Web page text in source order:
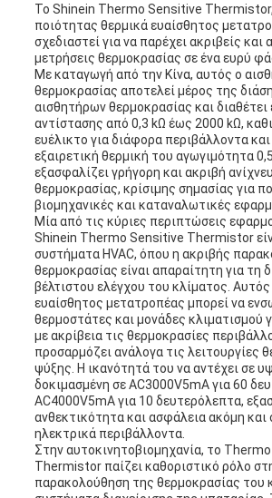
Το Shinein Thermo Sensitive
ποιότητας θερμικά ευαίσθητος
σχεδιαστεί για να παρέχει ακριβείς και
μετρήσεις θερμοκρασίας σε ένα ευρύ
Με καταγωγή από την Κίνα, αυτός ο
θερμοκρασίας αποτελεί μέρος της
αισθητήρων θερμοκρασίας και
αντίστασης από 0,3 kΩ έως 2000 kΩ,
ευέλικτο για διάφορα περιβάλλοντα
εξαιρετική θερμική του αγωγιμότητα
εξασφαλίζει γρήγορη και ακριβή
θερμοκρασίας, κρίσιμης σημασίας για
βιομηχανικές και καταναλωτικές
Μία από τις κύριες περιπτώσεις
Shinein Thermo Sensitive Thermistor
συστήματα HVAC, όπου η ακριβής
θερμοκρασίας είναι απαραίτητη για τη
βέλτιστου ελέγχου του κλίματος.
ευαίσθητος μετατροπέας μπορεί να
θερμοστάτες και μονάδες κλιματισμού
με ακρίβεια τις θερμοκρασίες
προσαρμόζει ανάλογα τις λειτουργίες
ψύξης. Η ικανότητά του να αντέχει σε
δοκιμασμένη σε AC3000V5mA για 60
AC4000V5mA για 10 δευτερόλεπτα,
ανθεκτικότητα και ασφάλεια ακόμη και
ηλεκτρικά περιβάλλοντα.
Στην αυτοκινητοβιομηχανία, το
Thermistor παίζει καθοριστικό ρόλο
παρακολούθηση της θερμοκρασίας του